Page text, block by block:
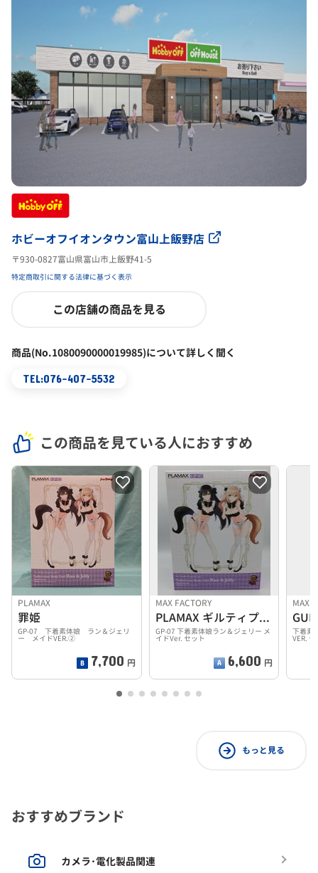
ホビーオフイオンタウン富山上飯野店
〒930-0827富山県富山市上飯野41-5
特定商取引に関する法律に基づく表示
この店舗の商品を見る
商品(No.1080090000019985)について詳しく聞く
TEL:076-407-5532
この商品を見ている人におすすめ
PLAMAX
罪姫
GP-07 下着素体娘 ラン＆ジェリ
ー メイドVER.②
7,700 円
MAX FACTORY
PLAMAX ギルティプリンセス
GP-07 下着素体娘ラン＆ジェリー メ
イドVer. セット
6,600 円
下着素
VER.
もっと見る
おすすめブランド
カメラ･電化製品関連